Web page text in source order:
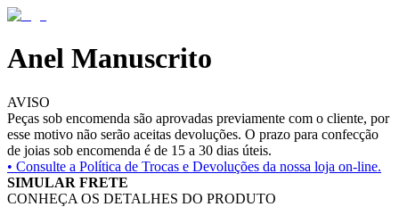
Anel Manuscrito
AVISO
Peças sob encomenda são aprovadas previamente com o cliente, por
esse motivo não serão aceitas devoluções. O prazo para confecção
de joias sob encomenda é de 15 a 30 dias úteis.
• Consulte a Política de Trocas e Devoluções da nossa loja on-line.
SIMULAR FRETE
CONHEÇA OS DETALHES DO PRODUTO